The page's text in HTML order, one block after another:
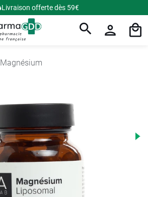
Livraison offerte dès 59€
Magnésium